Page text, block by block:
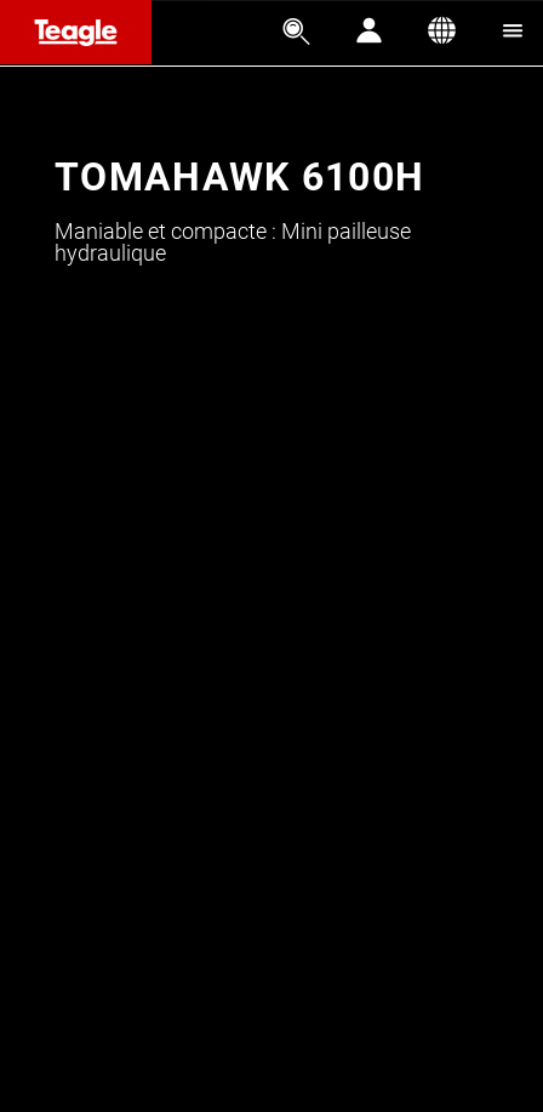
   
TOMAHAWK 6100H
Maniable et compacte : Mini pailleuse
hydraulique